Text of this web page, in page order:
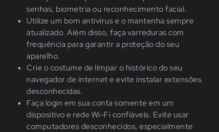
senhas, biometria ou reconhecimento facial.
Utilize um bom antivírus e o mantenha sempre
atualizado. Além disso, faça varreduras com
frequência para garantir a proteção do seu
aparelho.
Crie o costume de limpar o histórico do seu
navegador de internet e evite instalar extensões
desconhecidas.
Faça login em sua conta somente em um
dispositivo e rede Wi-Fi confiáveis. Evite usar
computadores desconhecidos, especialmente